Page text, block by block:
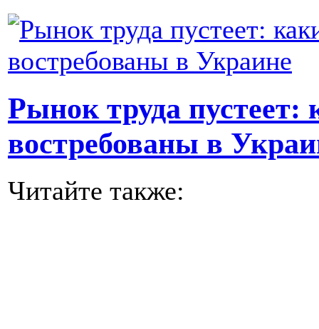
Рынок труда пустеет:
востребованы в
Читайте также: